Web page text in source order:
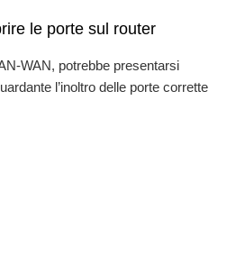
le porte sul router
WAN, potrebbe presentarsi
l’inoltro delle porte corrette